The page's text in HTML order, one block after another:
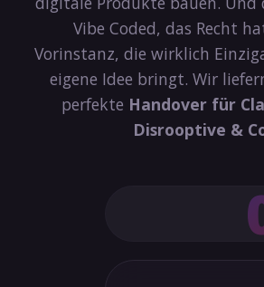
Vibe Coded, das Recht
Vorinstanz, die wirklich
eigene Idee bringt. Wir
perfekte Handover für
Disrooptive &